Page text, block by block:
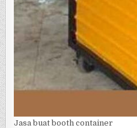
Jasa buat booth container